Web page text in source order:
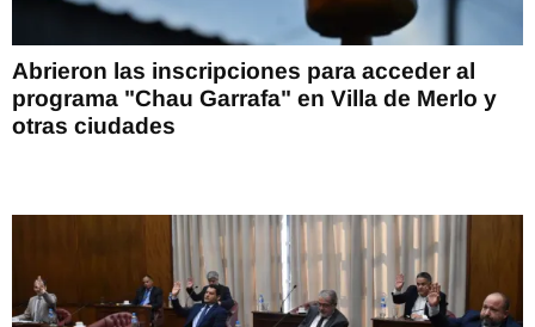
Abrieron las inscripciones para acceder al
programa "Chau Garrafa" en Villa de Merlo y
otras ciudades